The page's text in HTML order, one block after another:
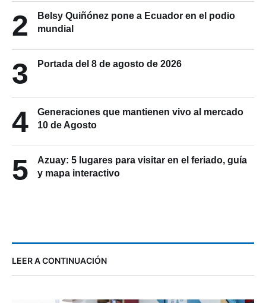
2
Belsy Quiñónez pone a Ecuador en el podio
mundial
3 Portada del 8 de agosto de 2026
4
Generaciones que mantienen vivo al mercado
10 de Agosto
5
Azuay: 5 lugares para visitar en el feriado, guía
y mapa interactivo
LEER A CONTINUACIÓN